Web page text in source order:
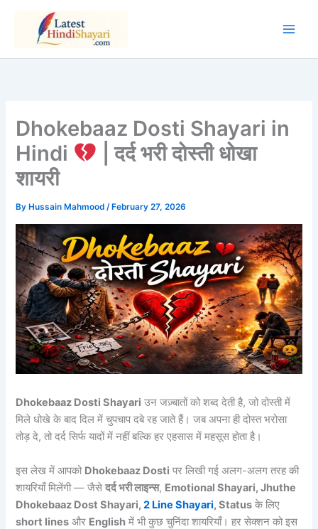
Dhokebaaz Dosti Shayari in
Hindi
| दर्द भरी दोस्ती धोखा
शायरी
By Hussain Mahmood/ February 27, 2026
Dhokebaaz Dosti Shayari उन जज़्बातों को शब्द देती है, जो दोस्ती में
मिले धोखे के बाद दिल में चुपचाप दबे रह जाते हैं। जब अपना ही दोस्त भरोसा
तोड़ दे, तो दर्द सिर्फ यादों में नहीं बल्कि हर एहसास में महसूस होता है।
इस लेख में आपको Dhokebaaz Dosti पर लिखी गई अलग-अलग तरह की
शायरियाँ मिलेंगी — जैसेदर्द भरी लाइन्स, Emotional Shayari, Jhuthe
Dhokebaaz Dost Shayari,2 Line Shayari, Status के लिए
short lines और English में भी कुछ चुनिंदा शायरियाँ। हर सेक्शन को इस